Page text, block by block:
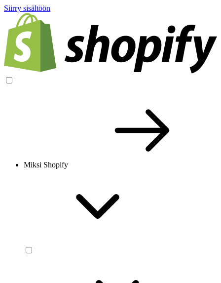
Siirry sisältöön
Miksi Shopify